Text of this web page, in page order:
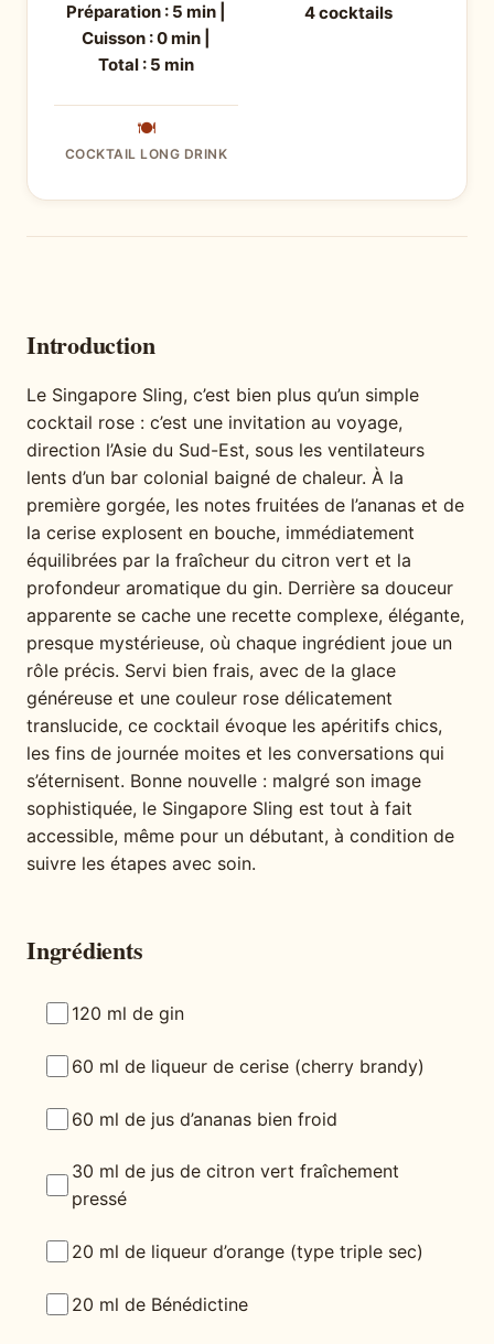
Préparation : 5 min |
Cuisson : 0 min |
Total : 5 min
4 cocktails
🍽
COCKTAIL LONG DRINK
Introduction
Le Singapore Sling, c’est bien plus qu’un simple
cocktail rose : c’est une invitation au voyage,
direction l’Asie du Sud-Est, sous les ventilateurs
lents d’un bar colonial baigné de chaleur. À la
première gorgée, les notes fruitées de l’ananas et de
la cerise explosent en bouche, immédiatement
équilibrées par la fraîcheur du citron vert et la
profondeur aromatique du gin. Derrière sa douceur
apparente se cache une recette complexe, élégante,
presque mystérieuse, où chaque ingrédient joue un
rôle précis. Servi bien frais, avec de la glace
généreuse et une couleur rose délicatement
translucide, ce cocktail évoque les apéritifs chics,
les fins de journée moites et les conversations qui
s’éternisent. Bonne nouvelle : malgré son image
sophistiquée, le Singapore Sling est tout à fait
accessible, même pour un débutant, à condition de
suivre les étapes avec soin.
Ingrédients
120 ml de gin
60 ml de liqueur de cerise (cherry brandy)
60 ml de jus d’ananas bien froid
30 ml de jus de citron vert fraîchement
pressé
20 ml de liqueur d’orange (type triple sec)
20 ml de Bénédictine